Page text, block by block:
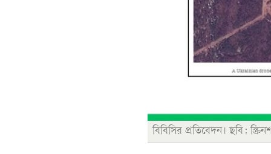
বিবিসির প্রতিবেদন। ছবি: